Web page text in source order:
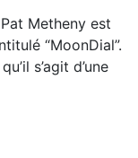
Metheny est
“MoonDial”.
s’agit d’une